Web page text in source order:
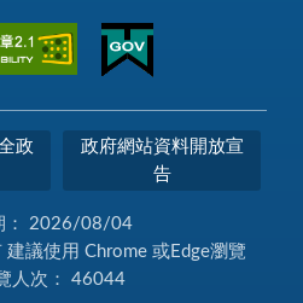
政
政府網站資料開放宣
告
2026/08/04
議使用 Chrome 或Edge瀏覽
人次： 46044